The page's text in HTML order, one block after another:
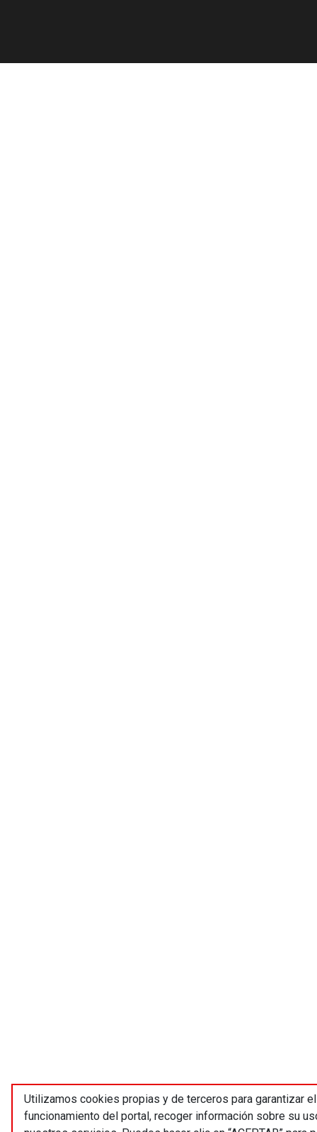
Utilizamos cookies propias y de terceros para garantizar
funcionamiento del portal, recoger información sobre su